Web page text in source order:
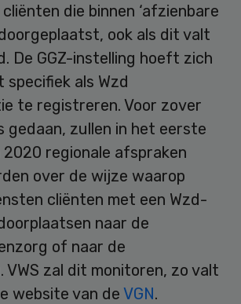
die binnen ‘afzienbare
ook als dit valt
De GGZ-instelling hoeft zich
als Wzd
te registreren. Voor zover
gedaan, zullen in het eerste
regionale afspraken
over de wijze waarop
cliënten met een Wzd-
naar de
of naar de
VWS zal dit monitoren, zo valt
website van de VGN.